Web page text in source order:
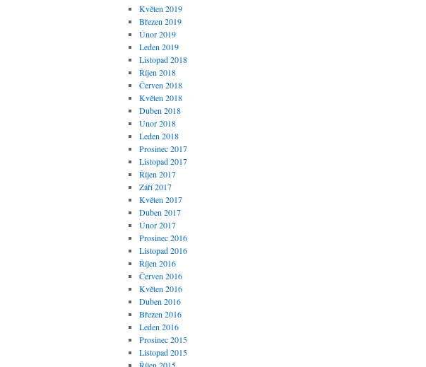
Květen 2019
Březen 2019
Únor 2019
Leden 2019
Listopad 2018
Říjen 2018
Červen 2018
Květen 2018
Duben 2018
Únor 2018
Leden 2018
Prosinec 2017
Listopad 2017
Říjen 2017
Září 2017
Květen 2017
Duben 2017
Únor 2017
Prosinec 2016
Listopad 2016
Říjen 2016
Červen 2016
Květen 2016
Duben 2016
Březen 2016
Leden 2016
Prosinec 2015
Listopad 2015